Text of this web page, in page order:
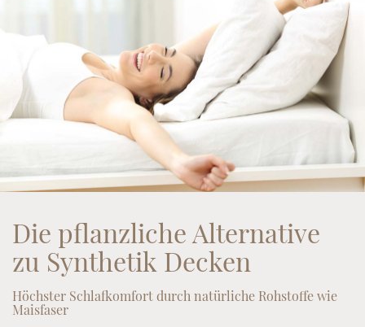
Die pflanzliche Alternative
zu Synthetik Decken
Höchster Schlafkomfort durch natürliche Rohstoffe wie
Maisfaser